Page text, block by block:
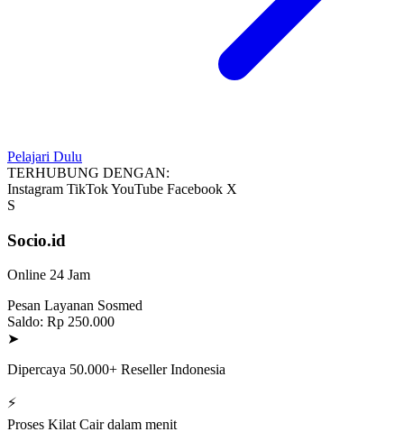
Pelajari Dulu
TERHUBUNG DENGAN:
Instagram TikTokYouTube Facebook X
S
Socio.id
Online 24 Jam
Pesan Layanan Sosmed
Saldo: Rp 250.000
➤
Dipercaya 50.000+ Reseller Indonesia
⚡
Proses Kilat Cair dalam menit